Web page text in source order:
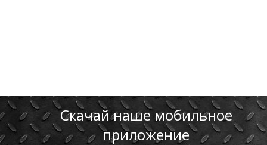
Скачай наше мобильное
приложение